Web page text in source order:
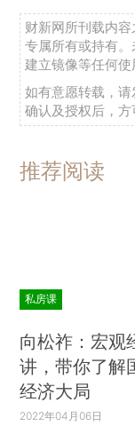
财新网所刊载内
专属所有或持有
建立镜像等任何使
如有意愿转载，请
确认及授权后，方
推荐阅读
私房课
向松祚：宏观
讲，带你了解
经济大局
2022年04月06日